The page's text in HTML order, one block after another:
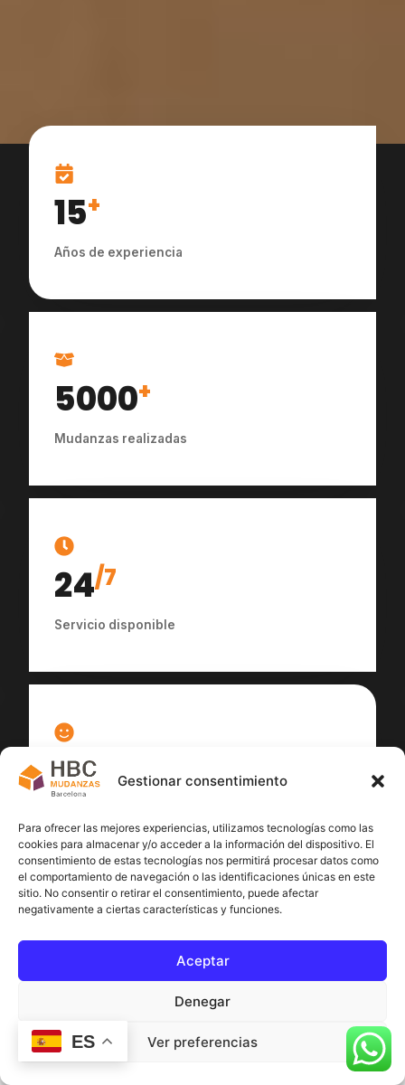
Gestionar consentimiento
Para ofrecer las mejores experiencias, utilizamos tecnologías como las
cookies para almacenar y/o acceder a la información del dispositivo. El
consentimiento de estas tecnologías nos permitirá procesar datos como
el comportamiento de navegación o las identificaciones únicas en este
sitio. No consentir o retirar el consentimiento, puede afectar
negativamente a ciertas características y funciones.
Aceptar
Denegar
Ver preferencias
15+
Años de experiencia
5000+
Mudanzas realizadas
24/7
Servicio disponible
100
ES